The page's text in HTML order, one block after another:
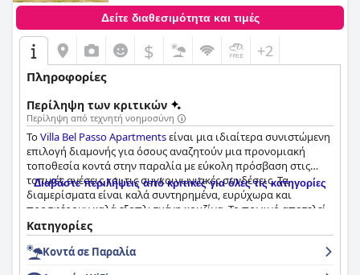
Δείτε διαθεσιμότητα και τιμές
$ +2
Πληροφορίες
Περίληψη των κριτικών
Περίληψη από τεχνητή νοημοσύνη
ΤοVilla Bel Passo Apartmentsείναι μια ιδιαίτερα συνιστώμενη
επιλογή διαμονής για όσους αναζητούν μια προνομιακή
τοποθεσία κοντά στην παραλία με εύκολη πρόσβαση στις
τοπικές ανέσεις και τις συγκοινωνιακές συνδέσεις. Τα
διαμερίσματα είναι καλά συντηρημένα, ευρύχωρα και
προσφέρουν καλά εξοπλισμένη κουζίνα. Το πρωινό αποτελεί
δημοφιλές σημείο αναφοράς μεταξύ των επισκεπτών με μια
μεγάλη ποικιλία από σπιτικά και τοπικά τρόφιμα,
συμπεριλαμβανομένης της νόστιμης ελληνικής κουζίνας, που
Διαβάστε περιλήψεις από κριτικές για όλες τις κατηγορίες
Κατηγορίες
Κοντά σε Παραλία